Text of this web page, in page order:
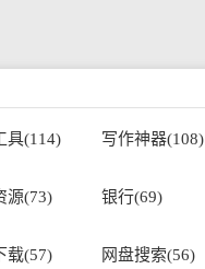
具(114) 写作神器(108)
源(73) 银行(69)
载(57) 网盘搜索(56)